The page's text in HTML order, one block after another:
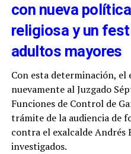
con nueva
religiosa y un
adultos mayores
Con esta determinación,
nuevamente al Juzgado
Funciones de Control de
trámite de la audiencia de
contra el exalcalde Andrés
investigados.